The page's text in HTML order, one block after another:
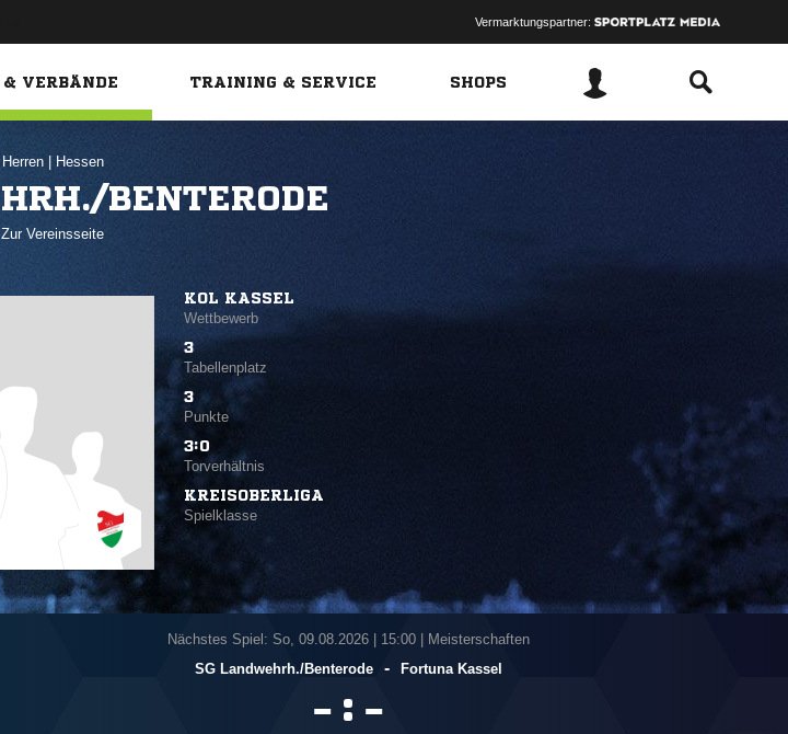
Vermarktungspartner:
VERBÄNDE TRAINING & SERVICE SHOPS
Herren Hessen
BENTERODE
Zur Vereinsseite
KOL KASSEL
Wettbewerb
3
Tabellenplatz
3
Punkte
3:0
Torverhältnis
KREISOBERLIGA
Spielklasse
Nächstes Spiel: So, 09.08.2026| 15:00 | Meisterschaften
SG Landwehrh./​Benterode
- Fortuna Kassel
 : 